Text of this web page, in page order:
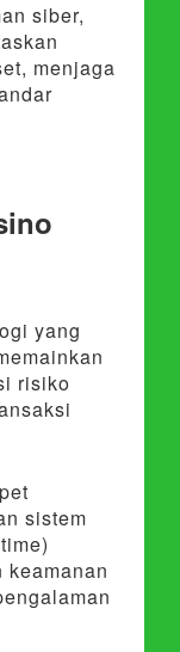
siber,
menjaga
yang
risiko
sistem